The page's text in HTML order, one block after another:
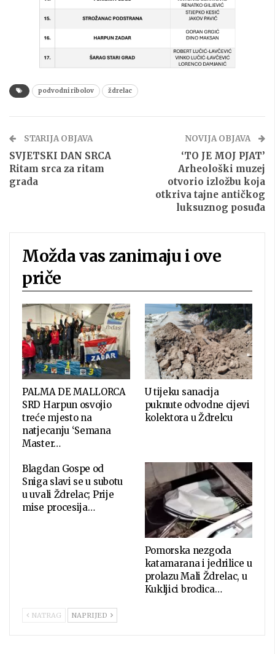
podvodni ribolov ždrelac
STARIJA OBJAVA
SVJETSKI DAN SRCA
Ritam srca za ritam
grada
NOVIJA OBJAVA
‘TO JE MOJ PJAT’
Arheološki muzej
otvorio izložbu koja
otkriva tajne antičkog
luksuznog posuđa
Možda vas zanimaju i ove
priče
PALMA DE MALLORCA
SRD Harpun osvojio
treće mjesto na
natjecanju ‘Semana
Master…
U tijeku sanacija
puknute odvodne cijevi
kolektora u Ždrelcu
Blagdan Gospe od
Sniga slavi se u subotu
u uvali Ždrelac; Prije
mise procesija…
Pomorska nezgoda
katamarana i jedrilice u
prolazu Mali Ždrelac, u
Kukljici brodica…
NATRAG NAPRIJED